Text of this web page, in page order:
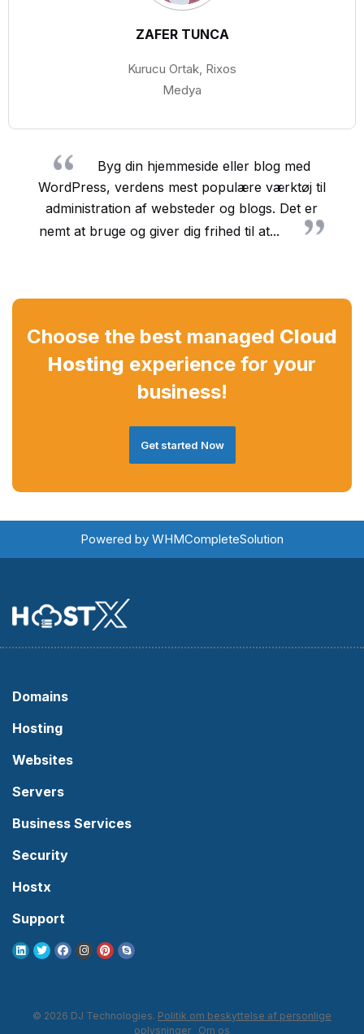
ZAFER TUNCA
Kurucu Ortak, Rixos
Medya
Byg din hjemmeside eller blog med
WordPress, verdens mest populære værktøj til
administration af websteder og blogs. Det er
nemt at bruge og giver dig frihed til at...
Choose the best managed Cloud
Hosting experience for your
business!
Get started Now
Powered by WHMCompleteSolution
Domains
Hosting
Websites
Servers
Business Services
Security
Hostx
Support
© 2026 DJ Technologies. Politik om beskyttelse af personlige
oplysninger
Om os